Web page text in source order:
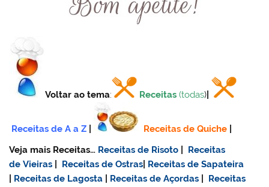
Voltar ao tema: Receitas (todas)
Receitas de A a Z Receitas de Quiche
Veja mais Receitas… Receitas de Risoto
Receitas
de Vieiras
Receitas de Ostras
Receitas de Sapateira
Receitas de Lagosta Receitas de Açordas
Receitas